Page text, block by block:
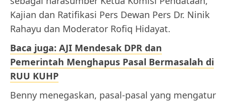
Kajian dan Ratifikasi Pers Dewan Pers Dr. Ninik
Rahayu dan Moderator Rofiq Hidayat.
Baca juga: AJI Mendesak DPR dan
Pemerintah Menghapus Pasal Bermasalah di
RUU KUHP
Benny menegaskan, pasal-pasal yang mengatur